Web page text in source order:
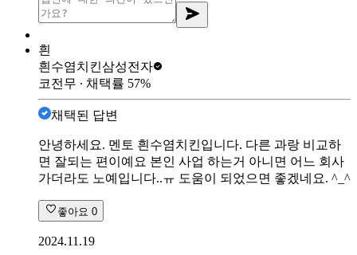
흰
흰수염치킨삼성전자
코전무 ∙ 채택률 57%
채택된 답변
안녕하세요. 멘토 흰수염치킨입니다. 다른 과랑 비교하
면 잘되는 편이예요 본인 사업 하는거 아니면 어느 회사
가더라도 노예입니다..ㅠ 도움이 되었으면 좋겠네요. ^_^
좋아요 0
2024.11.19